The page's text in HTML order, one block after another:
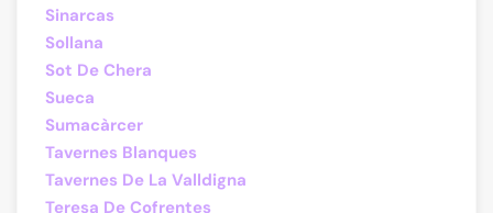
Sinarcas
Sollana
Sot De Chera
Sueca
Sumacàrcer
Tavernes Blanques
Tavernes De La Valldigna
Teresa De Cofrentes